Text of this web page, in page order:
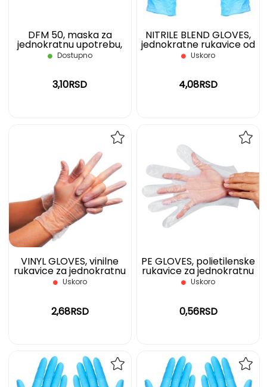
DFM 50, maska za
jednokratnu upotrebu,
svetlo plava
Dostupno
3,10RSD
NITRILE BLEND GLOVES,
jednokratne rukavice od
nitrilne mešavine, svetlo
Uskoro
4,08RSD
VINYL GLOVES, vinilne
rukavice za jednokratnu
upotrebu, nepuderisane,
Uskoro
2,68RSD
NA
LISTU
PE GLOVES, polietilenske
rukavice za jednokratnu
upotrebu, transparentne
Uskoro
0,56RSD
NA
DODAJ